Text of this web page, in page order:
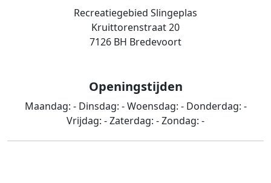
Recreatiegebied Slingeplas
Kruittorenstraat 20
7126 BH Bredevoort
Openingstijden
Maandag: - Dinsdag: -Woensdag: - Donderdag: -
Vrijdag: -Zaterdag: -Zondag: -